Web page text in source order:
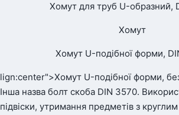
Хомут для труб U-образний,
Хомут
Хомут U-подібної форми,
lign:center">Хомут U-подібної форми,
Інша назва болт скоба DIN 3570.
підвіски, утримання предметів з